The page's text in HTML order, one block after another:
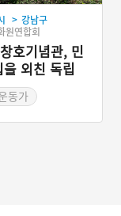
> 강남구
원연합회
호기념관, 민
외친 독립
날 수 있는
동가